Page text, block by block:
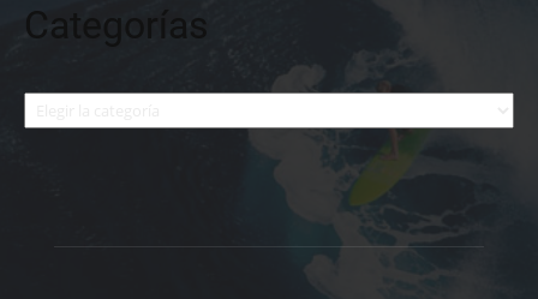
Categorías
Categorías